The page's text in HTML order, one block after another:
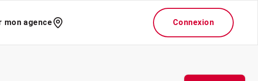
mon agence Connexion